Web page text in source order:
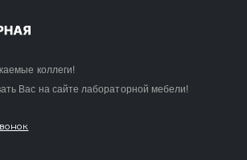
коллеги!
Вас на сайте лабораторной мебели!